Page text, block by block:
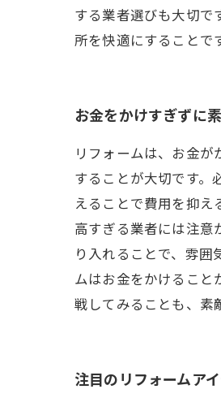
する業者選びも大切で
所を快適にすることで
お金をかけすぎずに
リフォームは、お金
することが大切です。
えることで費用を抑え
高すぎる業者には注意
り入れることで、雰
ムはお金をかけること
戦してみることも、素
注目のリフォームア